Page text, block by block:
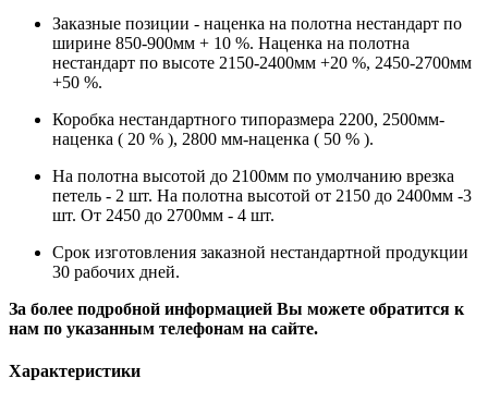
Заказные позиции - наценка на полотна нестандарт по
ширине 850-900мм + 10 %. Наценка на полотна
нестандарт по высоте 2150-2400мм +20 %, 2450-2700мм
+50 %.
Коробка нестандартного типоразмера 2200, 2500мм-
наценка ( 20 % ), 2800 мм-наценка ( 50 % ).
На полотна высотой до 2100мм по умолчанию врезка
петель - 2 шт. На полотна высотой от 2150 до 2400мм -3
шт. От 2450 до 2700мм - 4 шт.
Срок изготовления заказной нестандартной продукции
30 рабочих дней.
За более подробной информацией Вы можете обратится к
нам по указанным телефонам на сайте.
Характеристики